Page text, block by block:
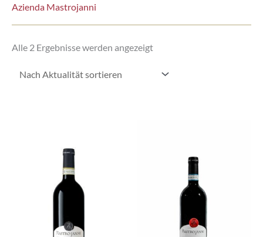
Azienda Mastrojanni
Alle 2 Ergebnisse werden angezeigtNach